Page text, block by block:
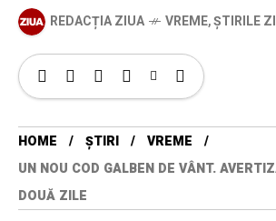
REDACȚIA ZIUA VREME,ȘTIRILE
HOME ȘTIRI
VREME
UN NOU COD GALBEN DE VÂNT.
DOUĂ ZILE